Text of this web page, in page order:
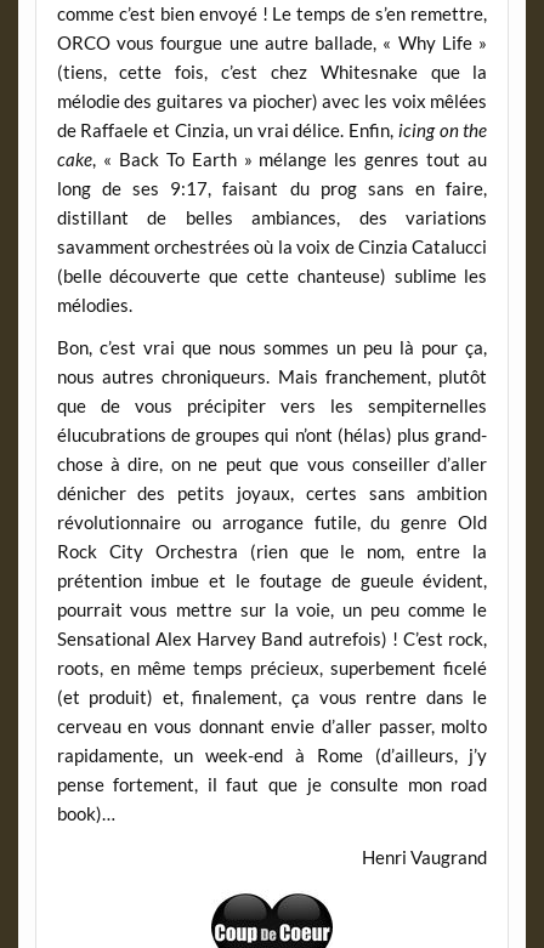
comme c’est bien envoyé ! Le temps de s’en remettre,
ORCO vous fourgue une autre ballade, « Why Life »
(tiens, cette fois, c’est chez Whitesnake que la
mélodie des guitares va piocher) avec les voix mêlées
de Raffaele et Cinzia, un vrai délice. Enfin, icing on the
cake, « Back To Earth » mélange les genres tout au
long de ses 9:17, faisant du prog sans en faire,
distillant de belles ambiances, des variations
savamment orchestrées où la voix de Cinzia Catalucci
(belle découverte que cette chanteuse) sublime les
mélodies.
Bon, c’est vrai que nous sommes un peu là pour ça,
nous autres chroniqueurs. Mais franchement, plutôt
que de vous précipiter vers les sempiternelles
élucubrations de groupes qui n’ont (hélas) plus grand-
chose à dire, on ne peut que vous conseiller d’aller
dénicher des petits joyaux, certes sans ambition
révolutionnaire ou arrogance futile, du genre Old
Rock City Orchestra (rien que le nom, entre la
prétention imbue et le foutage de gueule évident,
pourrait vous mettre sur la voie, un peu comme le
Sensational Alex Harvey Band autrefois) ! C’est rock,
roots, en même temps précieux, superbement ficelé
(et produit) et, finalement, ça vous rentre dans le
cerveau en vous donnant envie d’aller passer, molto
rapidamente, un week-end à Rome (d’ailleurs, j’y
pense fortement, il faut que je consulte mon road
book)…
Henri Vaugrand